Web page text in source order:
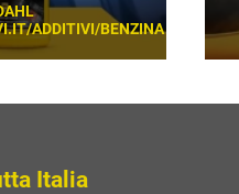
ADDITIVI/BENZINA
Italia